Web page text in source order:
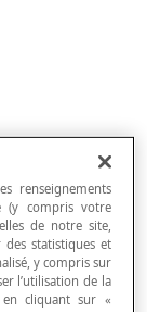
renseignements
(y compris votre
de notre site,
statistiques et
y compris sur
l’utilisation de la
cliquant sur «